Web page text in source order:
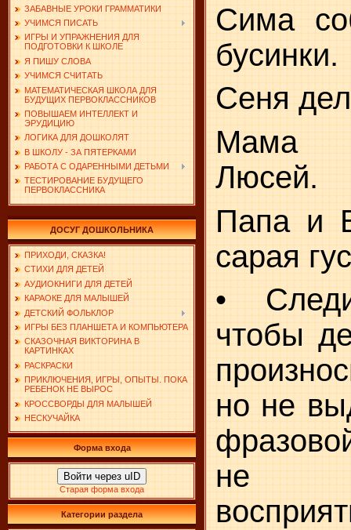
ЗАБАВНЫЕ УРОКИ ГРАММАТИКИ
УЧИМСЯ ПИСАТЬ
ИГРЫ И УПРАЖНЕНИЯ ДЛЯ
ПОДГОТОВКИ К ШКОЛЕ
Я ПИШУ СЛОВА
УЧИМСЯ СЧИТАТЬ
МАТЕМАТИЧЕСКАЯ ШКОЛА ДЛЯ
БУДУЩИХ ПЕРВОКЛАССНИКОВ
ПОВЫШАЕМ ИНТЕЛЛЕКТ И
ЭРУДИЦИЮ
ЛОГИКА ДЛЯ ДОШКОЛЯТ
В ШКОЛУ - ЗА ПЯТЕРКАМИ
РАБОТА С ОДАРЕННЫМИ ДЕТЬМИ
ТЕСТИРОВАНИЕ БУДУЩЕГО
ПЕРВОКЛАССНИКА
ДОСУГ ДОШКОЛЬНИКА
ПРИХОДИ, СКАЗКА!
СТИХИ ДЛЯ ДЕТЕЙ
АУДИОКНИГИ ДЛЯ ДЕТЕЙ
КАРАОКЕ ДЛЯ МАЛЫШЕЙ
ДЕТСКИЙ ФОЛЬКЛОР
ИГРЫ БЕЗ ПЛАНШЕТА И КОМПЬЮТЕРА
СКАЗОЧНАЯ ВИКТОРИНА В
КАРТИНКАХ
РАСКРАСКИ
ПРИКЛЮЧЕНИЯ, ИГРЫ, ОПЫТЫ. ПОКА
РЕБЕНОК НЕ ВЫРОС
КРОССВОРДЫ ДЛЯ МАЛЫШЕЙ
НЕСКУЧАЙКА
Форма входа
Войти через uID
Старая форма входа
Категории раздела
Сима
бусинки.
Сеня
Мама
Люсей.
Папа и
сарая
•
чтобы
но не
не